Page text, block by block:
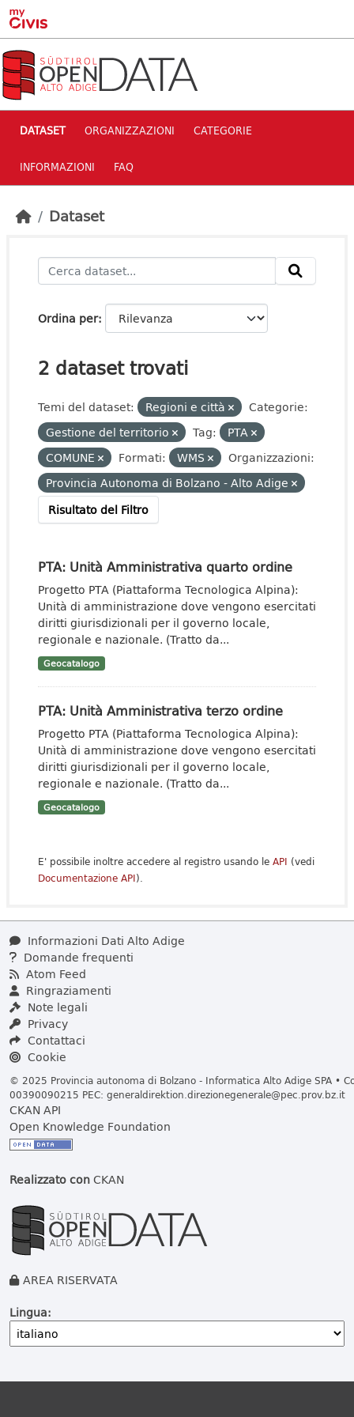
Skip to main content
DATASET ORGANIZZAZIONI CATEGORIE
INFORMAZIONI FAQ
Dataset
Ordina per
2 dataset trovati
Temi del dataset: Regioni e città
Categorie:
Gestione del territorio
Tag:
PTA
COMUNE
Formati: WMS
Organizzazioni:
Provincia Autonoma di Bolzano - Alto Adige
Risultato del Filtro
PTA: Unità Amministrativa quarto ordine
Progetto PTA (Piattaforma Tecnologica Alpina):
Unità di amministrazione dove vengono esercitati
diritti giurisdizionali per il governo locale,
regionale e nazionale. (Tratto da...
Geocatalogo
PTA: Unità Amministrativa terzo ordine
Progetto PTA (Piattaforma Tecnologica Alpina):
Unità di amministrazione dove vengono esercitati
diritti giurisdizionali per il governo locale,
regionale e nazionale. (Tratto da...
Geocatalogo
E' possibile inoltre accedere al registro usando le API (vedi
Documentazione API).
Informazioni Dati Alto Adige
Domande frequenti
Atom Feed
Ringraziamenti
Note legali
Privacy
Contattaci
Cookie
© 2025 Provincia autonoma di Bolzano - Informatica Alto Adige SPA •
00390090215 PEC: generaldirektion.direzionegenerale@pec.prov.bz.it
CKAN API
Open Knowledge Foundation
Realizzato conCKAN
AREA RISERVATA
Lingua